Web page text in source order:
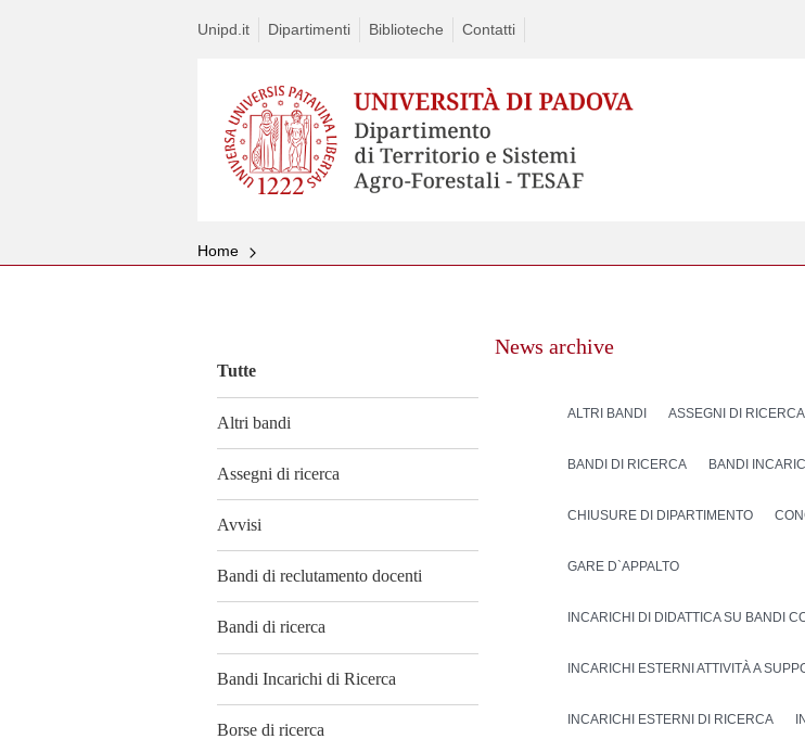
Unipd.it Dipartimenti Biblioteche Contatti
Home
Tutte
Altri bandi
Assegni di ricerca
Avvisi
Bandi di reclutamento docenti
Bandi di ricerca
Bandi Incarichi di Ricerca
Borse di ricerca
News archive
ALTRI BANDI ASSEGNI DI RICERCA
BANDI DI RICERCA BANDI
CHIUSURE DI DIPARTIMENTO
GARE D`APPALTO
INCARICHI DI DIDATTICA SU BANDI
INCARICHI ESTERNI ATTIVITÀ A
INCARICHI ESTERNI DI RICERCA